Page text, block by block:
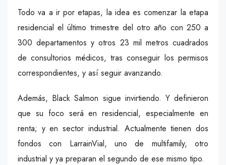
Todo va a ir por etapas, la idea es comenzar la etapa
residencial el último trimestre del otro año con 250 a
300 departamentos y otros 23 mil metros cuadrados
de consultorios médicos, tras conseguir los permisos
correspondientes, y así seguir avanzando.
Además, Black Salmon sigue invirtiendo. Y definieron
que su foco será en residencial, especialmente en
renta; y en sector industrial. Actualmente tienen dos
fondos con LarrainVial, uno de multifamily, otro
industrial y ya preparan el segundo de ese mismo tipo.